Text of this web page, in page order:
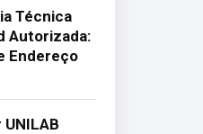
Técnica
Autorizada:
Endereço